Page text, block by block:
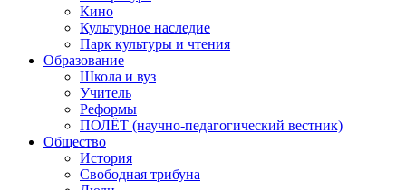
Кино
Культурное наследие
Парк культуры и чтения
Образование
Школа и вуз
Учитель
Реформы
ПОЛЁТ (научно-педагогический вестник)
Общество
История
Свободная трибуна